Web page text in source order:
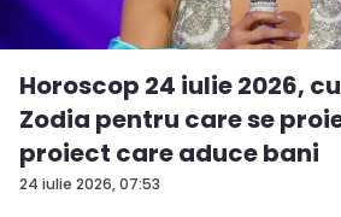
24 iulie 2026, 07:53
Horoscop 24 iulie 2026,
Zodia pentru care se
proiect care aduce bani